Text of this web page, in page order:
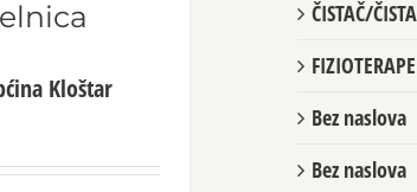
Kloštar
ČISTAČ/
Bez naslova
Bez naslova